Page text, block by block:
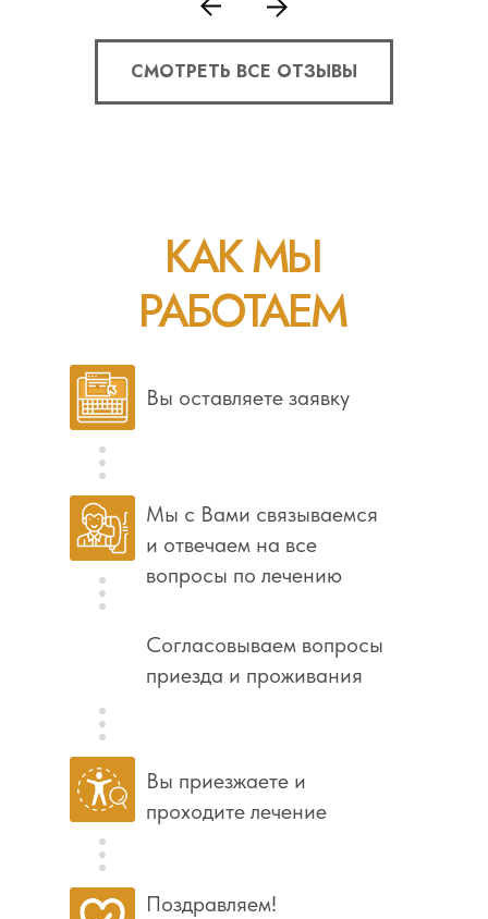
СМОТРЕТЬ ВСЕ ОТЗЫВЫ
КАК МЫ
РАБОТАЕМ
Вы оставляете заявку
Мы с Вами связываемся
и отвечаем на все
вопросы по лечению
Согласовываем вопросы
приезда и проживания
Вы приезжаете и
проходите лечение
Поздравляем!